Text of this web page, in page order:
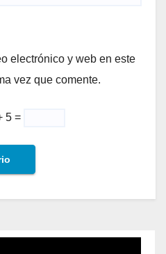
electrónico y web en este
vez que comente.
5 =